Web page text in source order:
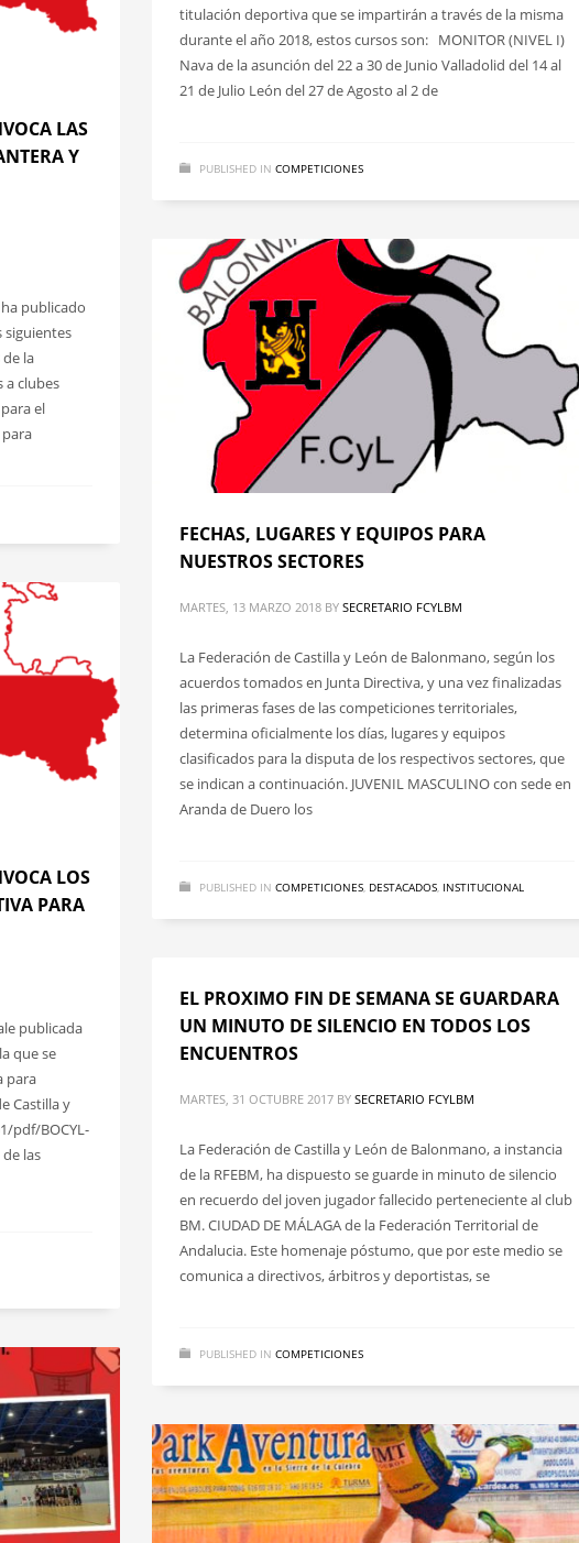
titulación deportiva que se impartirán a través de la misma
durante el año 2018, estos cursos son: MONITOR (NIVEL I)
Nava de la asunción del 22 a 30 de Junio Valladolid del 14 al
21 de Julio León del 27 de Agosto al 2 de
PUBLISHED IN COMPETICIONES
LAS
Y
publicado
siguientes
la
a clubes
el
FECHAS, LUGARES Y EQUIPOS PARA
NUESTROS SECTORES
MARTES, 13 MARZO 2018 BY SECRETARIO FCYLBM
La Federación de Castilla y León de Balonmano, según los
acuerdos tomados en Junta Directiva, y una vez finalizadas
las primeras fases de las competiciones territoriales,
determina oficialmente los días, lugares y equipos
clasificados para la disputa de los respectivos sectores, que
se indican a continuación. JUVENIL MASCULINO con sede en
Aranda de Duero los
PUBLISHED IN COMPETICIONES, DESTACADOS, INSTITUCIONAL
LOS
PARA
publicada
que se
para
Castilla y
pdf/BOCYL-
las
EL PROXIMO FIN DE SEMANA SE GUARDARA
UN MINUTO DE SILENCIO EN TODOS LOS
ENCUENTROS
MARTES, 31 OCTUBRE 2017 BY SECRETARIO FCYLBM
La Federación de Castilla y León de Balonmano, a instancia
de la RFEBM, ha dispuesto se guarde in minuto de silencio
en recuerdo del joven jugador fallecido perteneciente al club
BM. CIUDAD DE MÁLAGA de la Federación Territorial de
Andalucia. Este homenaje póstumo, que por este medio se
comunica a directivos, árbitros y deportistas, se
PUBLISHED IN COMPETICIONES